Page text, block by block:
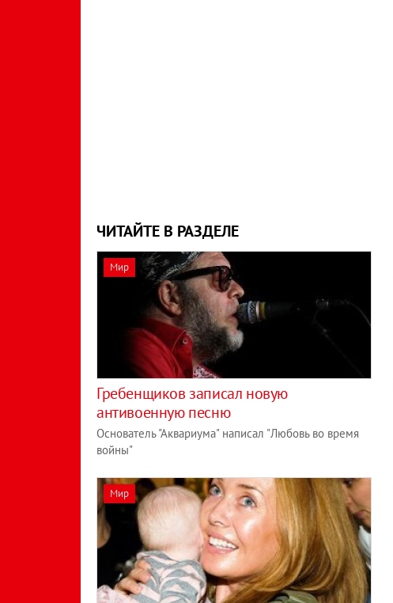
ЧИТАЙТЕ В РАЗДЕЛЕ
Мир
Гребенщиков записал новую
антивоенную песню
Основатель "Аквариума" написал "Любовь во время
войны"
Мир